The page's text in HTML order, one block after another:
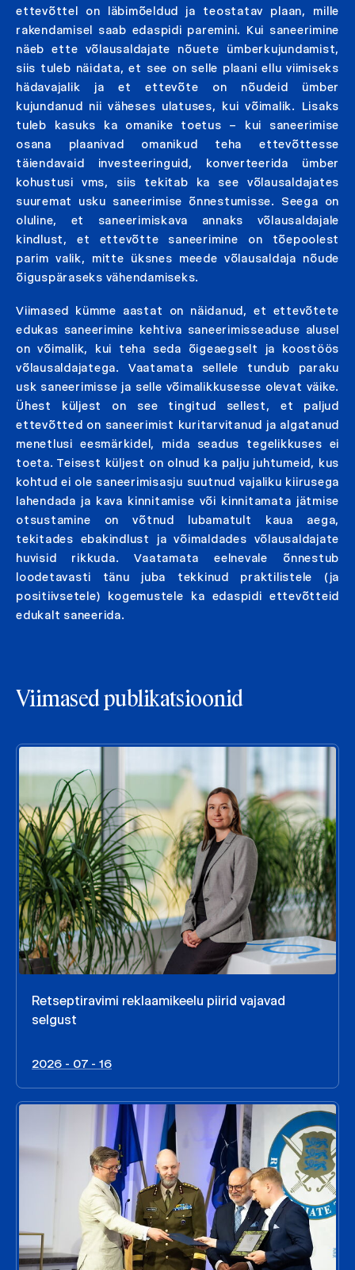
ettevõttel on läbimõeldud ja teostatav plaan, mille
rakendamisel saab edaspidi paremini. Kui saneerimine
näeb ette võlausaldajate nõuete ümberkujundamist,
siis tuleb näidata, et see on selle plaani ellu viimiseks
hädavajalik ja et ettevõte on nõudeid ümber
kujundanud nii väheses ulatuses, kui võimalik. Lisaks
tuleb kasuks ka omanike toetus – kui saneerimise
osana plaanivad omanikud teha ettevõttesse
täiendavaid investeeringuid, konverteerida ümber
kohustusi vms, siis tekitab ka see võlausaldajates
suuremat usku saneerimise õnnestumisse. Seega on
oluline, et saneerimiskava annaks võlausaldajale
kindlust, et ettevõtte saneerimine on tõepoolest
parim valik, mitte üksnes meede võlausaldaja nõude
õiguspäraseks vähendamiseks.
Viimased kümme aastat on näidanud, et ettevõtete
edukas saneerimine kehtiva saneerimisseaduse alusel
on võimalik, kui teha seda õigeaegselt ja koostöös
võlausaldajatega. Vaatamata sellele tundub paraku
usk saneerimisse ja selle võimalikkusesse olevat väike.
Ühest küljest on see tingitud sellest, et paljud
ettevõtted on saneerimist kuritarvitanud ja algatanud
menetlusi eesmärkidel, mida seadus tegelikkuses ei
toeta. Teisest küljest on olnud ka palju juhtumeid, kus
kohtud ei ole saneerimisasju suutnud vajaliku kiirusega
lahendada ja kava kinnitamise või kinnitamata jätmise
otsustamine on võtnud lubamatult kaua aega,
tekitades ebakindlust ja võimaldades võlausaldajate
huvisid rikkuda. Vaatamata eelnevale õnnestub
loodetavasti tänu juba tekkinud praktilistele (ja
positiivsetele) kogemustele ka edaspidi ettevõtteid
edukalt saneerida.
Viimased publikatsioonid
Retseptiravimi reklaamikeelu piirid vajavad
selgust
2026 - 07 - 16